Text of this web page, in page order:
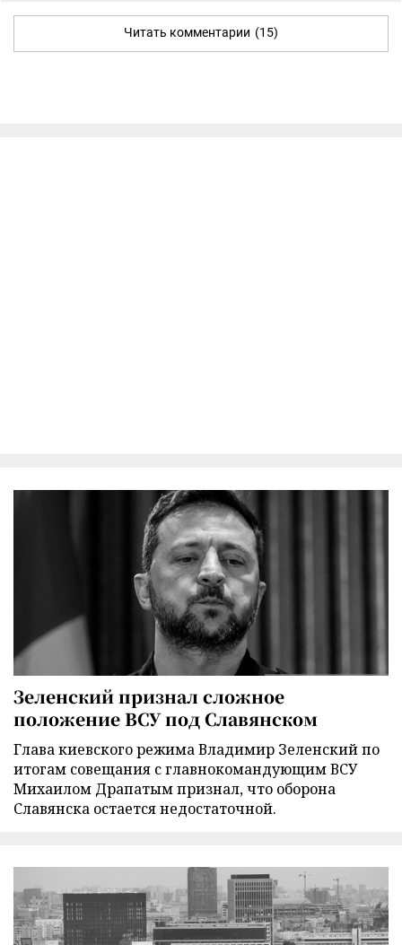
Читать комментарии (15)
Зеленский признал сложное
положение ВСУ под Славянском
Глава киевского режима Владимир Зеленский по
итогам совещания с главнокомандующим ВСУ
Михаилом Драпатым признал, что оборона
Славянска остается недостаточной.